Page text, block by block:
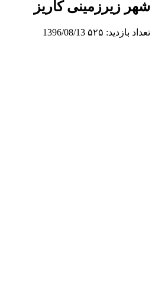
شهر زیرزمینی کاریز
تعداد بازدید: ۵۲۵ 1396/08/13